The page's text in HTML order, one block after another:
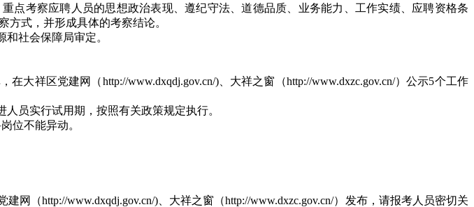
点考察应聘人员的思想政治表现、遵纪守法、道德品质、业务能力、工作实绩、应聘资格条
式，并形成具体的考察结论。
社会保障局审定。
大祥区党建网（http://www.dxqdj.gov.cn/)、大祥之窗（http://www.dxzc.gov.cn/）公示5个工作
员实行试用期，按照有关政策规定执行。
位不能异动。
（http://www.dxqdj.gov.cn/)、大祥之窗（http://www.dxzc.gov.cn/）发布，请报考人员密切关